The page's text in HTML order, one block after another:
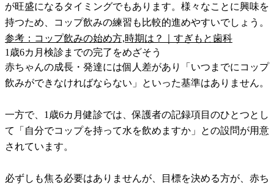
が旺盛になるタイミングでもあります。様々なことに興味を
持つため、コップ飲みの練習も比較的進めやすいでしょう。
参考：コップ飲みの始め方,時期は？｜すぎもと歯科
1歳6カ月検診までの完了をめざそう
赤ちゃんの成長・発達には個人差があり「いつまでにコップ
飲みができなければならない」といった基準はありません。
一方で、1歳6カ月健診では、保護者の記録項目のひとつとし
て「自分でコップを持って水を飲めますか」との設問が用意
されています。
必ずしも焦る必要はありませんが、目標を決める方が、赤ち